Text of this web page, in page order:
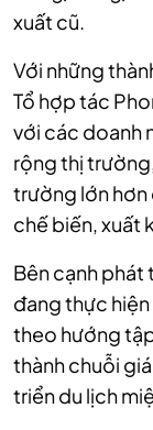
xuất cũ.
Với những
Tổ hợp tác
với các doanh
rộng thị
trường lớn hơn
chế biến, xuất
Bên cạnh phát
đang thực
theo hướng
thành chuỗi
triển du lịch